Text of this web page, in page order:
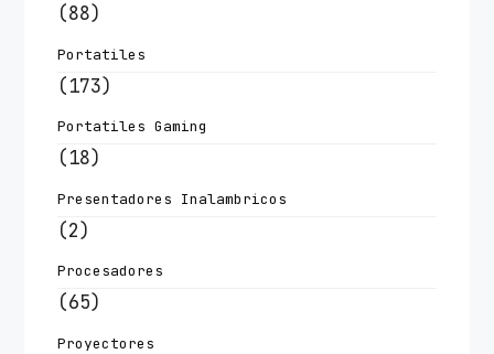
(88)
Portatiles
(173)
Portatiles Gaming
(18)
Presentadores Inalambricos
(2)
Procesadores
(65)
Proyectores